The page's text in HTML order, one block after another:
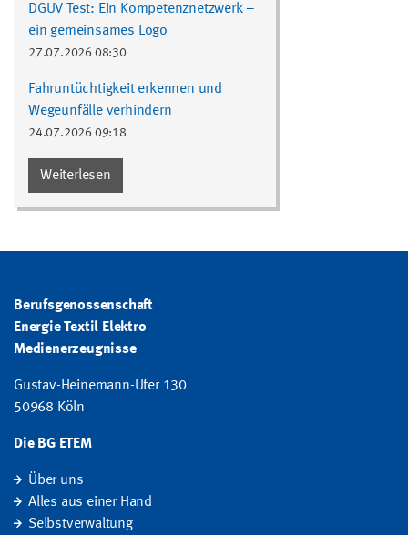
DGUV Test: Ein Kompetenznetzwerk –
ein gemeinsames Logo
27.07.2026 08:30
Fahruntüchtigkeit erkennen und
Wegeunfälle verhindern
24.07.2026 09:18
Weiterlesen
Berufsgenossenschaft
Energie Textil Elektro
Medienerzeugnisse
Gustav-Heinemann-Ufer 130
50968 Köln
Die BG ETEM
Über uns
Alles aus einer Hand
Selbstverwaltung